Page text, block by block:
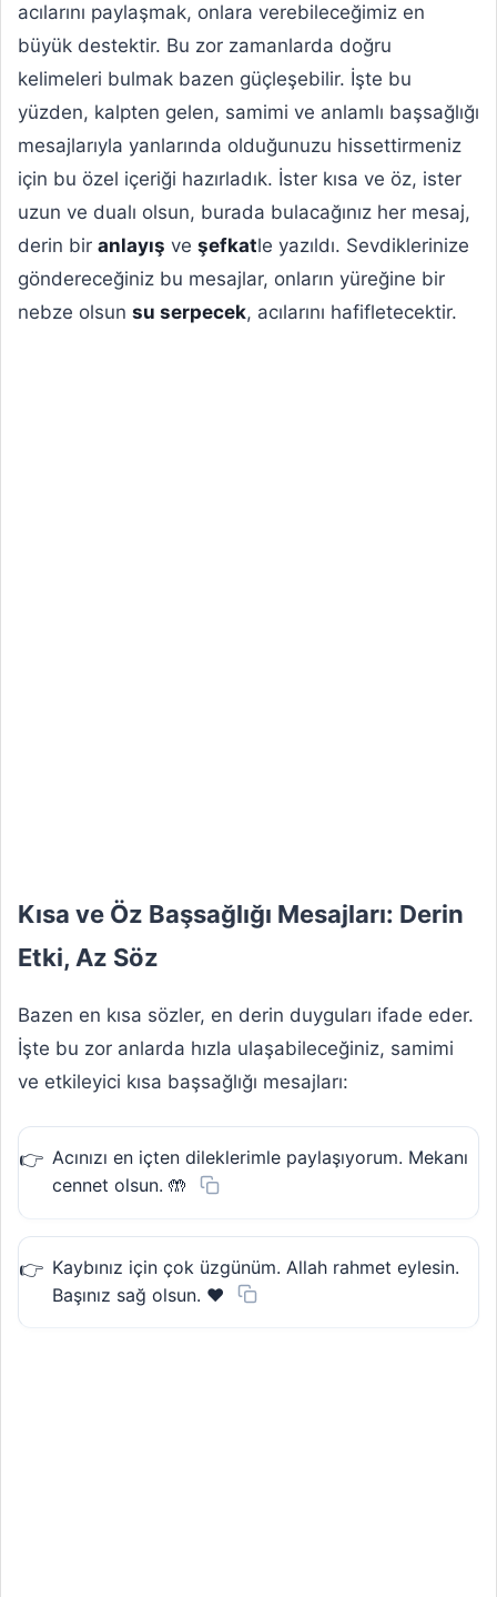
acılarını paylaşmak, onlara verebileceğimiz en
büyük destektir. Bu zor zamanlarda doğru
kelimeleri bulmak bazen güçleşebilir. İşte bu
yüzden, kalpten gelen, samimi ve anlamlı başsağlığı
mesajlarıyla yanlarında olduğunuzu hissettirmeniz
için bu özel içeriği hazırladık. İster kısa ve öz, ister
uzun ve dualı olsun, burada bulacağınız her mesaj,
derin bir anlayış ve şefkatle yazıldı. Sevdiklerinize
göndereceğiniz bu mesajlar, onların yüreğine bir
nebze olsun su serpecek, acılarını hafifletecektir.
Kısa ve Öz Başsağlığı Mesajları: Derin
Etki, Az Söz
Bazen en kısa sözler, en derin duyguları ifade eder.
İşte bu zor anlarda hızla ulaşabileceğiniz, samimi
ve etkileyici kısa başsağlığı mesajları:
Acınızı en içten dileklerimle paylaşıyorum. Mekanı
cennet olsun. 🤲
Kaybınız için çok üzgünüm. Allah rahmet eylesin.
Başınız sağ olsun. ❤️